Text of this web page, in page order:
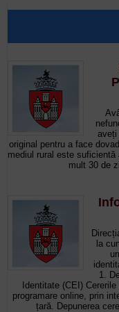
aveți
original pentru a face
mediul rural este suficientă
mult 30 de
la
1.
Identitate (CEI)
programare online, prin
țară. Depunerea